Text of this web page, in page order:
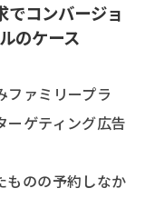
でコンバージョ
のケース
ファミリープラ
ーゲティング広告
ものの予約しなか